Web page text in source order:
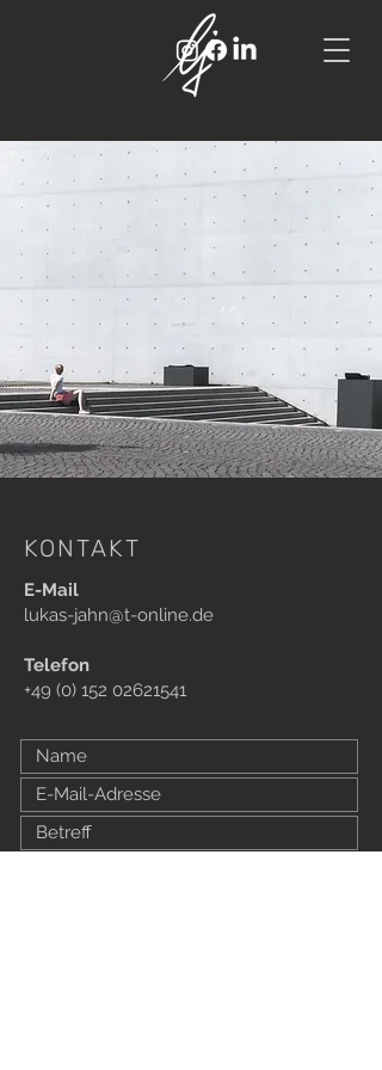
KONTAKT
E-Mail
lukas-jahn@t-online.de
Telefon
+49 (0) 152 02621541